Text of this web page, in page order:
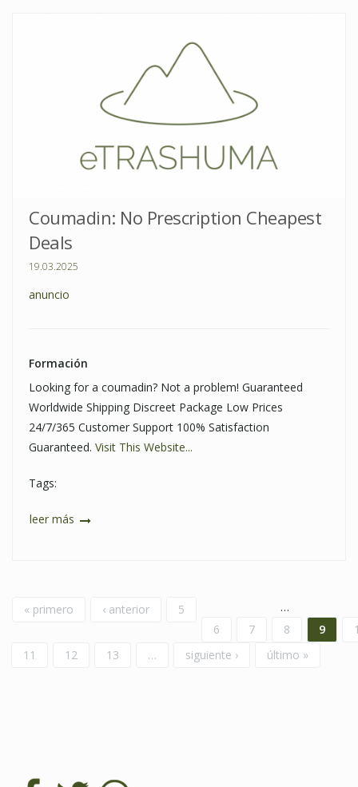
Coumadin: No Prescription Cheapest
Deals
19.03.2025
anuncio
Formación
Looking for a coumadin? Not a problem! Guaranteed
Worldwide Shipping Discreet Package Low Prices
24/7/365 Customer Support 100% Satisfaction
Guaranteed. Visit This Website...
Tags:
leer más
Páginas
« primero ‹ anterior …
5
6
7 8 9
11
12 13 … siguiente › último »